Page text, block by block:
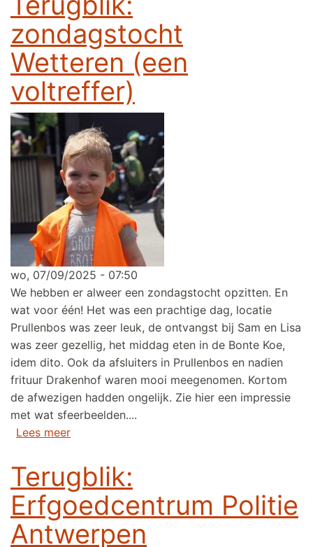
zondagstocht
Wetteren (een
voltreffer)
wo, 07/09/2025 - 07:50
We hebben er alweer een zondagstocht opzitten. En
wat voor één! Het was een prachtige dag, locatie
Prullenbos was zeer leuk, de ontvangst bij Sam en Lisa
was zeer gezellig, het middag eten in de Bonte Koe,
idem dito. Ook da afsluiters in Prullenbos en nadien
frituur Drakenhof waren mooi meegenomen. Kortom
de afwezigen hadden ongelijk. Zie hier een impressie
met wat sfeerbeelden....
Lees meerover Terugblik: zondagstocht Wetteren (een
Terugblik:
Erfgoedcentrum Politie
Antwerpen